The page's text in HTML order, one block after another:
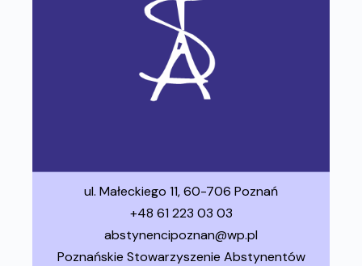
ul. Małeckiego 11, 60-706 Poznań
+48 61 223 03 03
abstynencipoznan@wp.pl
Poznańskie Stowarzyszenie Abstynentów